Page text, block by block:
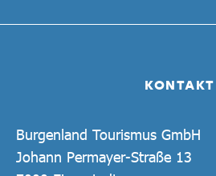
KONTAKT
Burgenland Tourismus GmbH
Johann Permayer-Straße 13